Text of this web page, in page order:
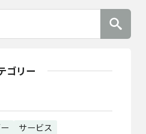
ゴリー
サービス